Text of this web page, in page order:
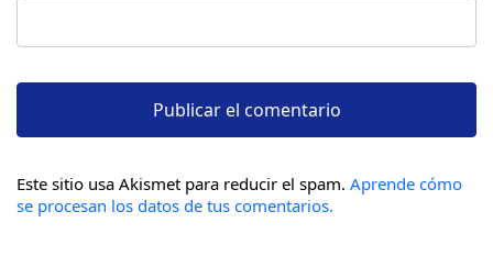
Este sitio usa Akismet para reducir el spam. Aprende cómo
se procesan los datos de tus comentarios.